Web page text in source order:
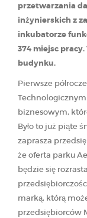
przetwarzania
inżynierskich z
inkubatorze
374 miejsc
budynku.
Pierwsze
biznesowym,
Było to już piąte
zaprasza
że oferta parku
będzie się
marką, którą
przedsiębiorców